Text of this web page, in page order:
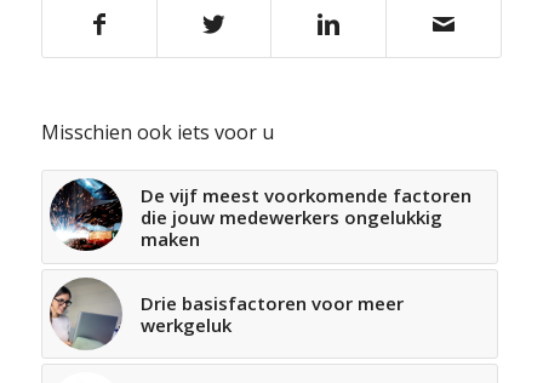
Misschien ook iets voor u
De vijf meest voorkomende factoren
die jouw medewerkers ongelukkig
maken
Drie basisfactoren voor meer
werkgeluk